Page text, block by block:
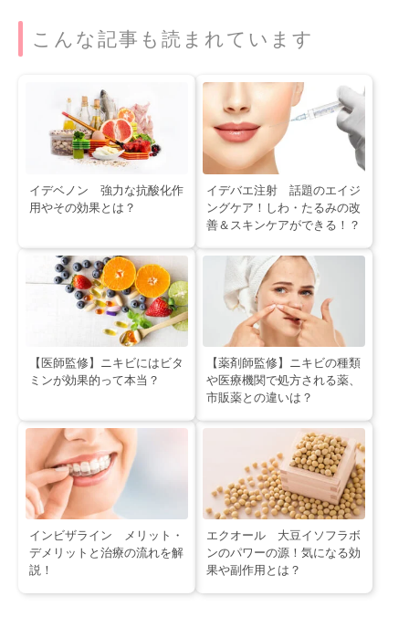
こんな記事も読まれています
イデベノン 強力な抗酸化作
用やその効果とは？
イデバエ注射 話題のエイジ
ングケア！しわ・たるみの改
善＆スキンケアができる！？
【医師監修】ニキビにはビタ
ミンが効果的って本当？
【薬剤師監修】ニキビの種類
や医療機関で処方される薬、
市販薬との違いは？
インビザライン メリット・
デメリットと治療の流れを解
説！
エクオール 大豆イソフラボ
ンのパワーの源！気になる効
果や副作用とは？